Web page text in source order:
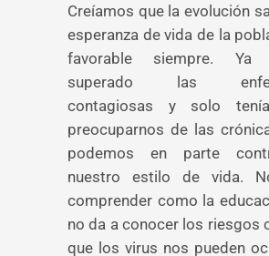
Creíamos que la evolución
esperanza de vida de la
favorable siempre. Ya
superado las
contagiosas y solo
preocuparnos de las
podemos en parte
nuestro estilo de vida.
comprender como la
no da a conocer los riesgos
que los virus nos pueden